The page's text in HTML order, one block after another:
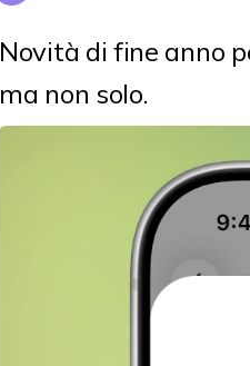
Novità di fine anno
ma non solo.